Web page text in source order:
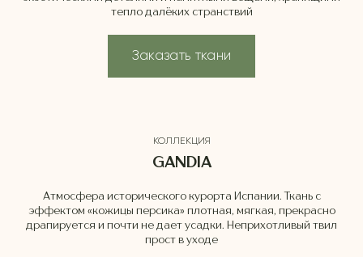
тепло далёких странствий
Заказать ткани
КОЛЛЕКЦИЯ
GANDIA
Атмосфера исторического курорта Испании. Ткань с
эффектом «кожицы персика» плотная, мягкая, прекрасно
драпируется и почти не дает усадки. Неприхотливый твил
прост в уходе